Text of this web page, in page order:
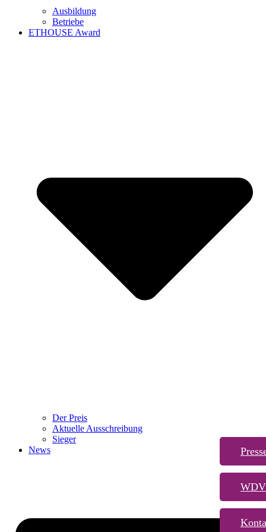
Ausbildung
Betriebe
ETHOUSE Award
Der Preis
Aktuelle Ausschreibung
Sieger
News